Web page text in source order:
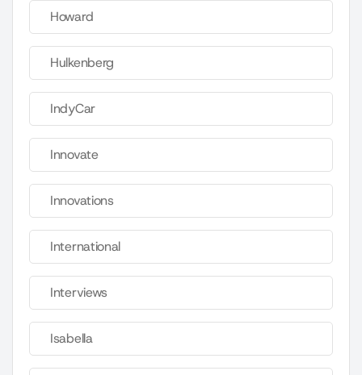
Howard
Hulkenberg
IndyCar
Innovate
Innovations
International
Interviews
Isabella